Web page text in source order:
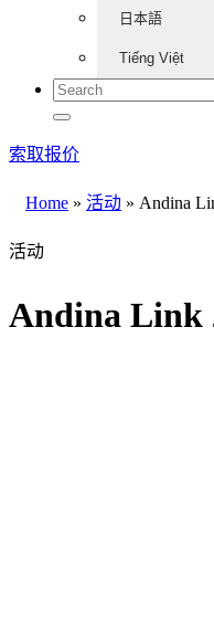
日本語
Tiếng Việt
索取报价
Home » 活动 » Andina
活动
Andina Link